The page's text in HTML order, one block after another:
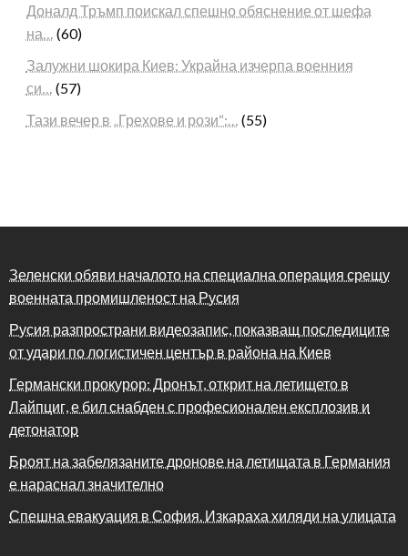
Доналд Тръмп поискал спешно обяснение от шефа
на… (60)
Залужни шокира Киев: Украйна изчерпа военния
си… (57)
Тази вечер в „Грехове и рози“:… (55)
Зеленски обяви началото на специална операция срещу
военната промишленост на Русия
Русия разпространи видеозапис, показващ последиците
от удари по логистичен център в района на Киев
Германски прокурор: Дронът, открит на летището в
Лайпциг, е бил снабден с професионален експлозив и
детонатор
Броят на забелязаните дронове на летищата в Германия
е нараснал значително
Спешна евакуация в София. Изкараха хиляди на улицата